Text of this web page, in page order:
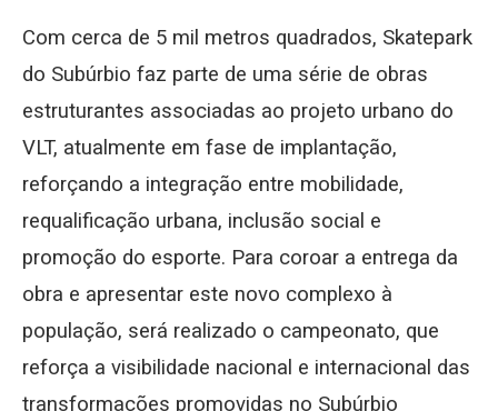
Com cerca de 5 mil metros quadrados, Skatepark
do Subúrbio faz parte de uma série de obras
estruturantes associadas ao projeto urbano do
VLT, atualmente em fase de implantação,
reforçando a integração entre mobilidade,
requalificação urbana, inclusão social e
promoção do esporte. Para coroar a entrega da
obra e apresentar este novo complexo à
população, será realizado o campeonato, que
reforça a visibilidade nacional e internacional das
transformações promovidas no Subúrbio